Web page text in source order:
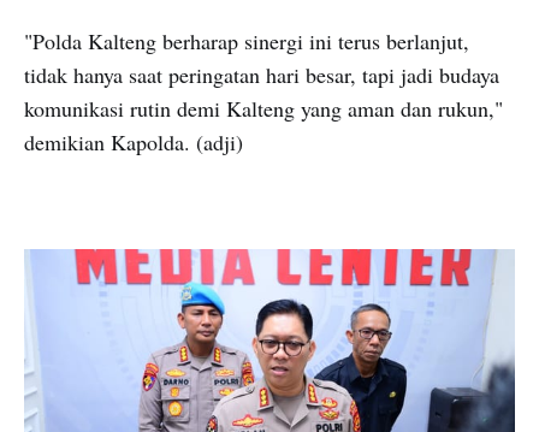
"Polda Kalteng berharap sinergi ini terus berlanjut,
tidak hanya saat peringatan hari besar, tapi jadi budaya
komunikasi rutin demi Kalteng yang aman dan rukun,"
demikian Kapolda. (adji)